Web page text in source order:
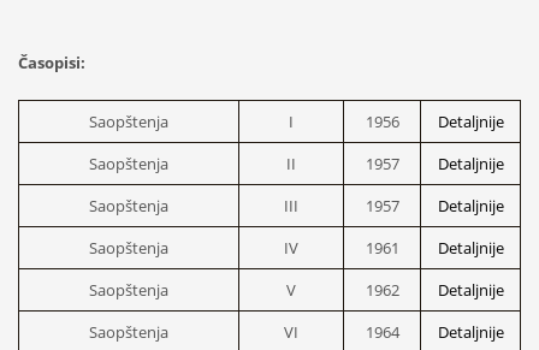
Časopisi:
Saopštenja I 1956
Detaljnije
Saopštenja
II 1957
Detaljnije
Saopštenja
III 1957
Detaljnije
Saopštenja
IV 1961
Detaljnije
Saopštenja
V 1962
Detaljnije
Saopštenja
VI 1964
Detaljnije